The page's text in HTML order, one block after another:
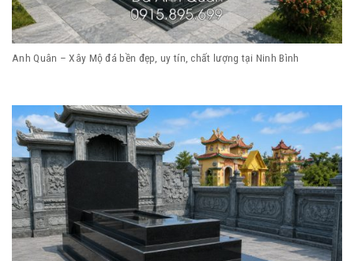
Anh Quân – Xây Mộ đá bền đẹp, uy tín, chất lượng tại Ninh Bình